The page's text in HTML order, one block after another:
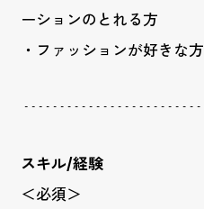
ーションのとれる方
・ファッションが好きな方
スキル/経験
＜必須＞